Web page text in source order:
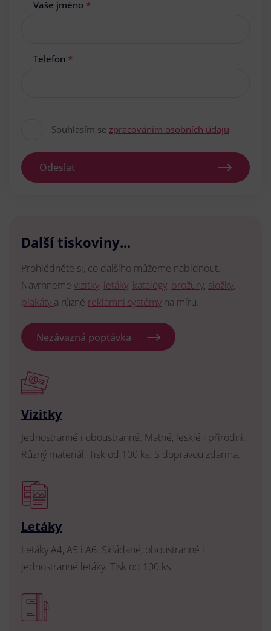
Vaše jméno *
Telefon *
Souhlasím se zpracováním osobních údajů
Odeslat
Další tiskoviny...
Prohlédněte si, co dalšího můžeme nabídnout.
Navrhneme vizitky, letáky, katalogy, brožury, složky,
plakáty a různé reklamní systémy na míru.
Nezávazná poptávka
Vizitky
Jednostranné i oboustranné. Matné, lesklé i přírodní.
Různý materiál. Tisk od 100 ks. S dopravou zdarma.
Letáky
Letáky A4, A5 i A6. Skládané, oboustranné i
jednostranné letáky. Tisk od 100 ks.